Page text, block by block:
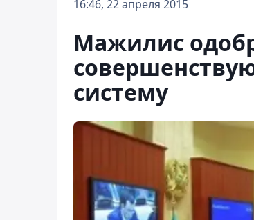
16:46, 22 апреля 2015
Мажилис
систему